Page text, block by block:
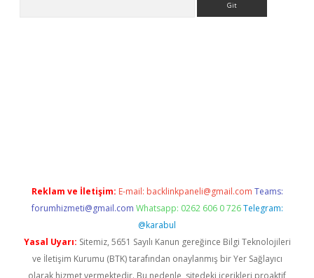
Reklam ve İletişim: E-mail: backlinkpaneli@gmail.com Teams:
forumhizmeti@gmail.com Whatsapp: 0262 606 0 726 Telegram:
@karabul
Yasal Uyarı: Sitemiz, 5651 Sayılı Kanun gereğince Bilgi Teknolojileri
ve İletişim Kurumu (BTK) tarafından onaylanmış bir Yer Sağlayıcı
olarak hizmet vermektedir. Bu nedenle, sitedeki içerikleri proaktif